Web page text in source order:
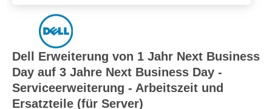
Dell Erweiterung von 1 Jahr Next Business
Day auf 3 Jahre Next Business Day -
Serviceerweiterung - Arbeitszeit und
Ersatzteile (für Server)